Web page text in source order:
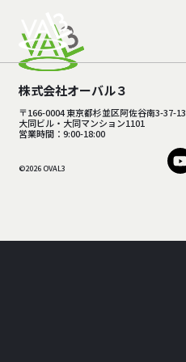
株式会社オーバル３
〒166-0004 東京都杉並区阿佐谷南3-37-13
大同ビル・大同マンション1101
営業時間：9:00-18:00
©2026 OVAL3